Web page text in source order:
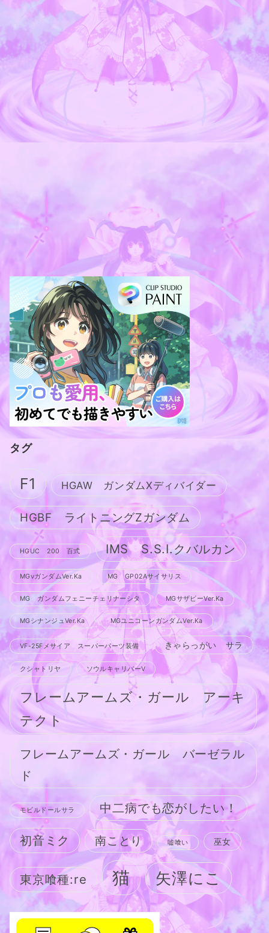
タグ
F1 HGAW ガンダムXディバイダー
HGBF ライトニングZガンダム
HGUC 200 百式 IMS S.S.I.クバルカン
MGνガンダムVer.Ka MG GP02Aサイサリス
MG ガンダムフェニーチェリナーシタ MGサザビーVer.Ka
MGシナンジュVer.Ka MGユニコーンガンダムVer.Ka
VF-25Fメサイア スーパーパーツ装備 きゃらっがい サラ
クシャトリヤ ソウルキャリバーV
フレームアームズ・ガール アーキ
テクト
フレームアームズ・ガール バーゼラル
ド
モビルドールサラ 中二病でも恋がしたい！
初音ミク 南ことり 嘘喰い 巫女
東京喰種:re 猫 矢澤にこ